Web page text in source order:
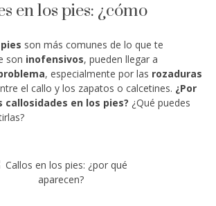
en los pies: ¿cómo
son más comunes de lo que te
son inofensivos, pueden llegar a
, especialmente por las rozaduras
el callo y los zapatos o calcetines. ¿Por
callosidades en los pies? ¿Qué puedes